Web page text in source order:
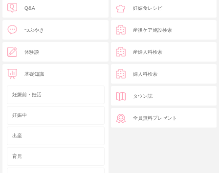
Q&A
つぶやき
体験談
基礎知識
妊娠前・妊活
妊娠中
出産
育児
妊娠食レシピ
産後ケア施設検索
産婦人科検索
婦人科検索
タウン誌
全員無料プレゼント